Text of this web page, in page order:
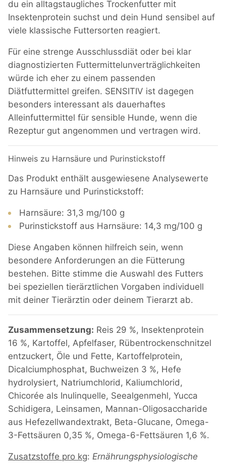
du ein alltagstaugliches Trockenfutter mit
Insektenprotein suchst und dein Hund sensibel auf
viele klassische Futtersorten reagiert.
Für eine strenge Ausschlussdiät oder bei klar
diagnostizierten Futtermittelunverträglichkeiten
würde ich eher zu einem passenden
Diätfuttermittel greifen. SENSITIV ist dagegen
besonders interessant als dauerhaftes
Alleinfuttermittel für sensible Hunde, wenn die
Rezeptur gut angenommen und vertragen wird.
Hinweis zu Harnsäure und Purinstickstoff
Das Produkt enthält ausgewiesene Analysewerte
zu Harnsäure und Purinstickstoff:
Harnsäure: 31,3 mg/100 g
Purinstickstoff aus Harnsäure: 14,3 mg/100 g
Diese Angaben können hilfreich sein, wenn
besondere Anforderungen an die Fütterung
bestehen. Bitte stimme die Auswahl des Futters
bei speziellen tierärztlichen Vorgaben individuell
mit deiner Tierärztin oder deinem Tierarzt ab.
Zusammensetzung: Reis 29 %, Insektenprotein
16 %, Kartoffel, Apfelfaser, Rübentrockenschnitzel
entzuckert, Öle und Fette, Kartoffelprotein,
Dicalciumphosphat, Buchweizen 3 %, Hefe
hydrolysiert, Natriumchlorid, Kaliumchlorid,
Chicorée als Inulinquelle, Seealgenmehl, Yucca
Schidigera, Leinsamen, Mannan-Oligosaccharide
aus Hefezellwandextrakt, Beta-Glucane, Omega-
3-Fettsäuren 0,35 %, Omega-6-Fettsäuren 1,6 %.
Zusatzstoffe pro kg: Ernährungsphysiologische